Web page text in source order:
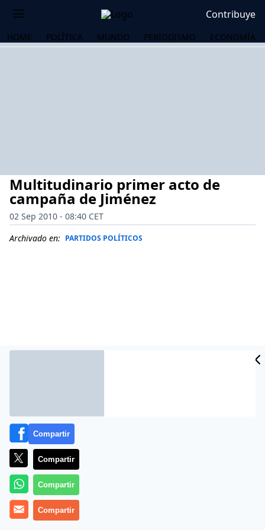
Contribuye
HOME POLÍTICA MUNDO PERIODISMO ECONOMÍA
Multitudinario primer acto de
campaña de Jiménez
02 Sep 2010 - 08:40 CET
Archivado en: PARTIDOS POLÍTICOS
Compartir
Compartir
Compartir
Compartir